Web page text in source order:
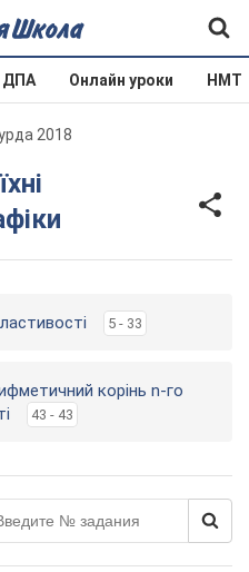
ДПА Онлайн уроки НМТ
2018
5 - 33
корінь n-го
43 - 43